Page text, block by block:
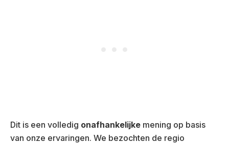
Dit is een volledig onafhankelijke mening op basis
van onze ervaringen. We bezochten de regio